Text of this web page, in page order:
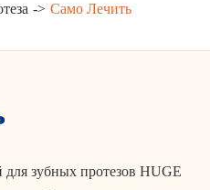
Само Лечить
для зубных протезов HUGE